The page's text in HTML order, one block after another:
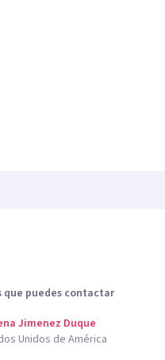
que puedes contactar
Jimenez Duque
Unidos de América